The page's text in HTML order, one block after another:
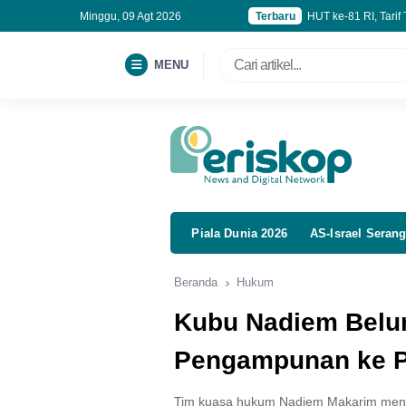
Minggu, 09 Agt 2026 Terbaru
HUT ke-81 RI,
Apple Dirumorkan
MENU
Piala Dunia 2026 AS-Israel
Beranda Hukum
Kubu Nadiem
Pengampunan ke
Tim kuasa hukum Nadiem Makarim